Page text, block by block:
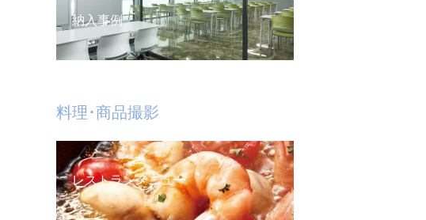
納入事例
料理･商品撮影
レストランメニュー